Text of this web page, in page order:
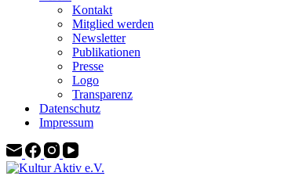
Kontakt
Mitglied werden
Newsletter
Publikationen
Presse
Logo
Transparenz
Datenschutz
Impressum